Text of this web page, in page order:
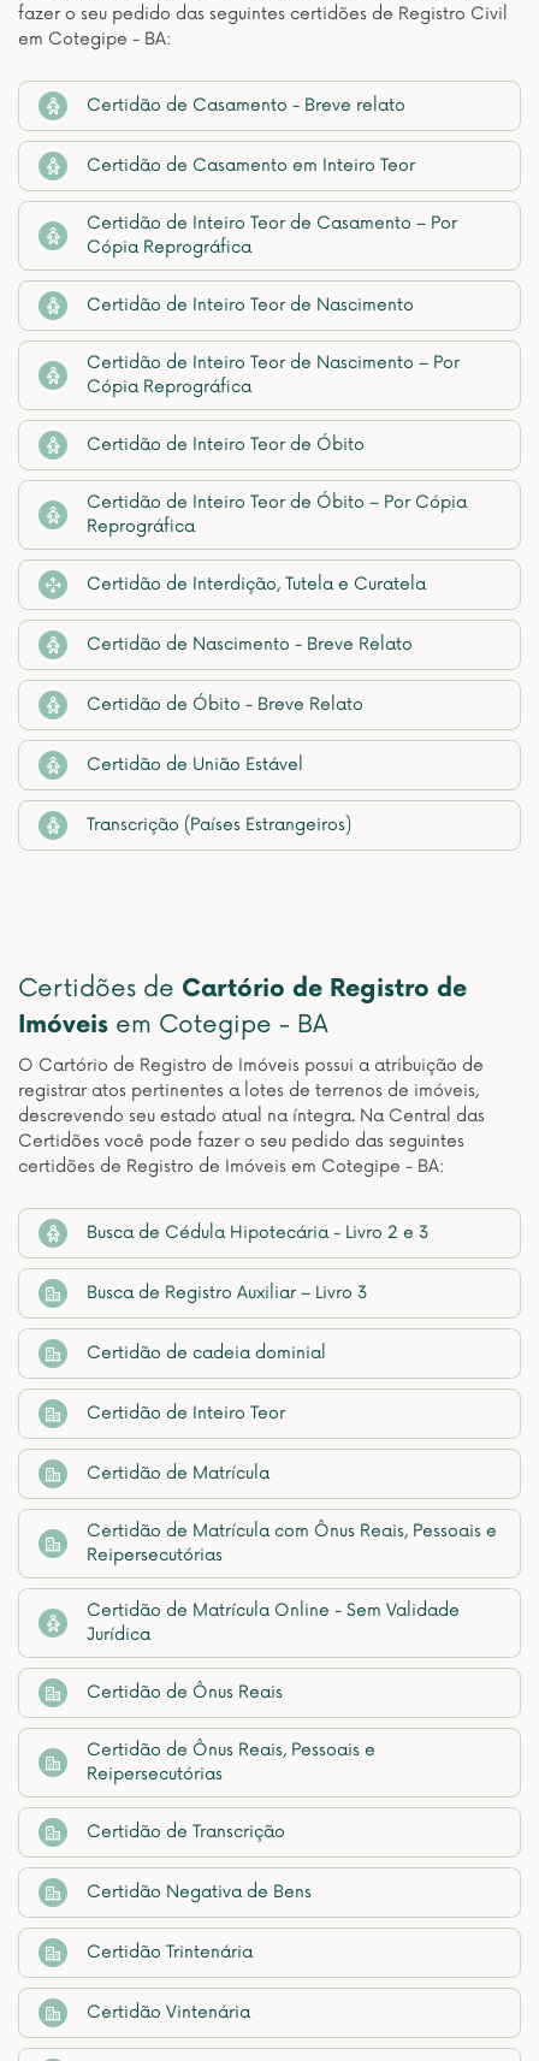
fazer o seu pedido das seguintes certidões de Registro Civil
em Cotegipe - BA:
Certidão de Casamento - Breve relato
Certidão de Casamento em Inteiro Teor
Certidão de Inteiro Teor de Casamento – Por
Cópia Reprográfica
Certidão de Inteiro Teor de Nascimento
Certidão de Inteiro Teor de Nascimento – Por
Cópia Reprográfica
Certidão de Inteiro Teor de Óbito
Certidão de Inteiro Teor de Óbito – Por Cópia
Reprográfica
Certidão de Interdição, Tutela e Curatela
Certidão de Nascimento - Breve Relato
Certidão de Óbito - Breve Relato
Certidão de União Estável
Transcrição (Países Estrangeiros)
Certidões de Cartório de Registro de
Imóveis em Cotegipe - BA
O Cartório de Registro de Imóveis possui a atribuição de
registrar atos pertinentes a lotes de terrenos de imóveis,
descrevendo seu estado atual na íntegra. Na Central das
Certidões você pode fazer o seu pedido das seguintes
certidões de Registro de Imóveis em Cotegipe - BA:
Busca de Cédula Hipotecária - Livro 2 e 3
Busca de Registro Auxiliar – Livro 3
Certidão de cadeia dominial
Certidão de Inteiro Teor
Certidão de Matrícula
Certidão de Matrícula com Ônus Reais, Pessoais e
Reipersecutórias
Certidão de Matrícula Online - Sem Validade
Jurídica
Certidão de Ônus Reais
Certidão de Ônus Reais, Pessoais e
Reipersecutórias
Certidão de Transcrição
Certidão Negativa de Bens
Certidão Trintenária
Certidão Vintenária